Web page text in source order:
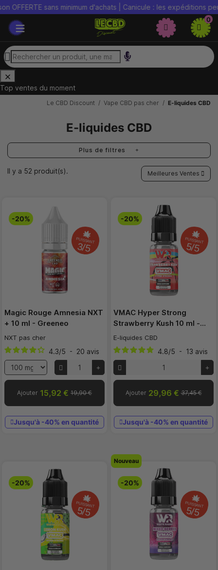
sans minimum d'achats | Canicule : les expéditions peuvent
0
Top ventes du moment
Le CBD Discount Vape CBD pas cher E-liquides CBD
E-liquides CBD
Plus de filtres
Il y a 52 produit(s). Meilleures Ventes
PUISSANT
3/5
-20%
Magic Rouge Amnesia NXT
+ 10 ml - Greeneo
NXT pas cher
4.3/5 - 20 avis
Ajouter 15,92 € 19,90 €
Jusqu'à -40% en quantité
PUISSANT
5/5
-20%
VMAC Hyper Strong
Strawberry Kush 10 ml -…
E-liquides CBD
4.8/5 - 13 avis
Ajouter 29,96 € 37,45 €
Jusqu'à -40% en quantité
PUISSANT
5/5
-20%
PUISSANT
5/5
Nouveau
-20%